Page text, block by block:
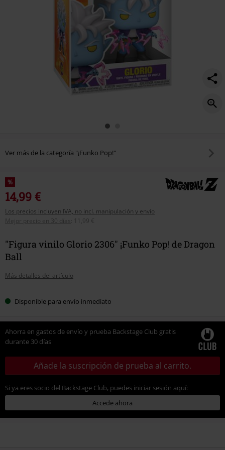
Ver más de la categoría "¡Funko Pop!"
%
14,99 €
Los precios incluyen IVA, no incl. manipulación y envío
Mejor precio en 30 días
11,99 €
"Figura vinilo Glorio 2306" ¡Funko Pop! de Dragon
Ball
Más detalles del artículo
Disponible para envío inmediato
Ahorra en gastos de envío y prueba Backstage Club gratis
durante 30 días
Añade la suscripción de prueba al carrito.
Si ya eres socio del Backstage Club, puedes iniciar sesión aquí:
Accede ahora